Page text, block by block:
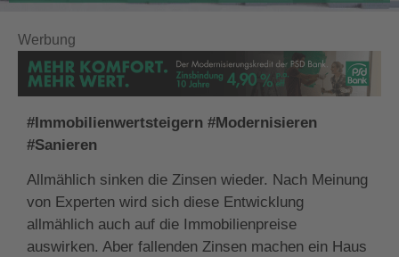
Werbung
#Immobilienwertsteigern #Modernisieren
#Sanieren
Allmählich sinken die Zinsen wieder. Nach Meinung
von Experten wird sich diese Entwicklung
allmählich auch auf die Immobilienpreise
auswirken. Aber fallenden Zinsen machen ein Haus